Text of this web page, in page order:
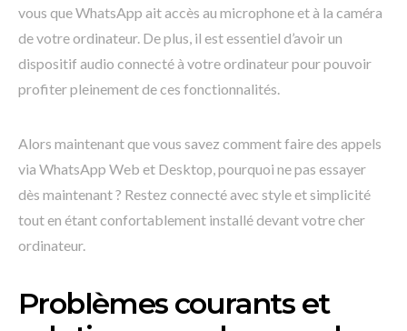
vous que WhatsApp ait accès au microphone et à la caméra
de votre ordinateur. De plus, il est essentiel d’avoir un
dispositif audio connecté à votre ordinateur pour pouvoir
profiter pleinement de ces fonctionnalités.
Alors maintenant que vous savez comment faire des appels
via WhatsApp Web et Desktop, pourquoi ne pas essayer
dès maintenant ? Restez connecté avec style et simplicité
tout en étant confortablement installé devant votre cher
ordinateur.
Problèmes courants et